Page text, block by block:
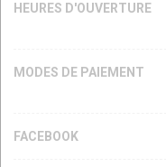
HEURES D'OUVERTURE
MODES DE PAIEMENT
FACEBOOK